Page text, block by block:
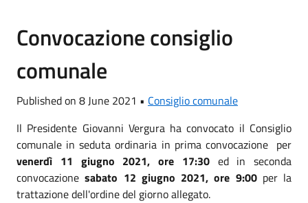
Convocazione consiglio
comunale
Published on 8 June 2021 • Consiglio comunale
Il Presidente Giovanni Vergura ha convocato il Consiglio
comunale in seduta ordinaria in prima convocazione per
venerdì 11 giugno 2021, ore 17:30ed in seconda
convocazionesabato 12 giugno 2021, ore 9:00per la
trattazione dell'ordine del giorno allegato.